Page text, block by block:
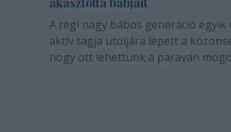
A régi nagy bábos generáció
aktív tagja utoljára lépett a
hogy ott lehettünk a paraván